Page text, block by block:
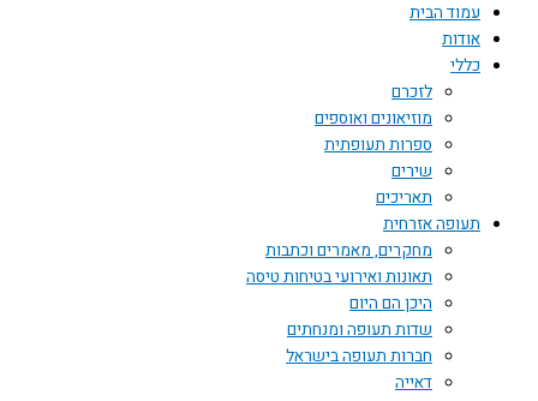
עמוד הבית
אודות
כללי
לזכרם
מוזיאונים ואוספים
ספרות תעופתית
שירים
תאריכים
תעופה אזרחית
מחקרים, מאמרים וכתבות
תאונות ואירועי בטיחות טיסה
היכן הם היום
שדות תעופה ומנחתים
חברות תעופה בישראל
דאייה